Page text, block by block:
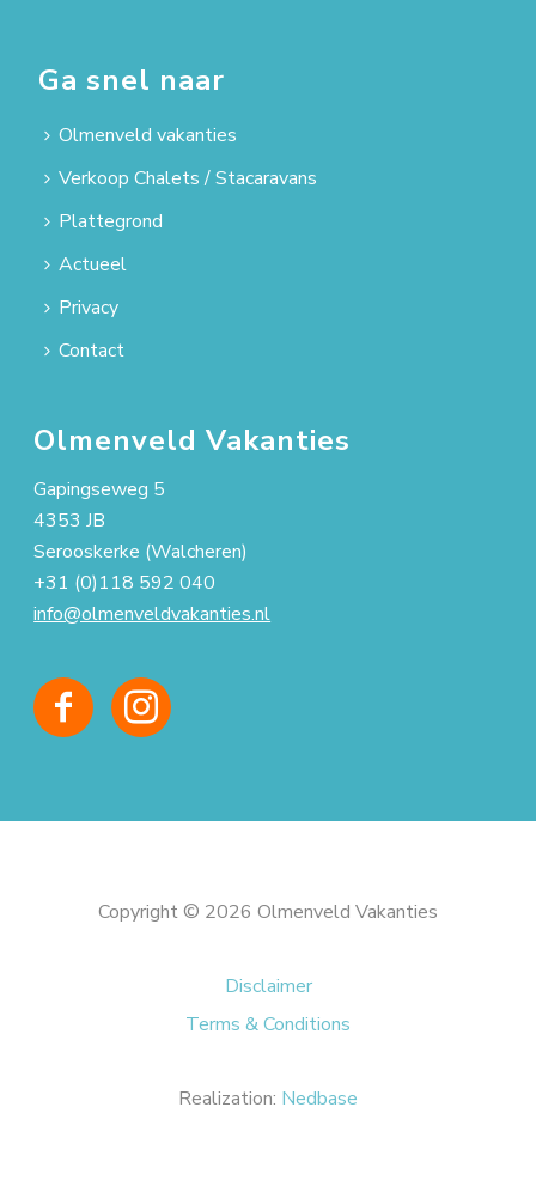
Ga snel naar
Olmenveld vakanties
Verkoop Chalets / Stacaravans
Plattegrond
Actueel
Privacy
Contact
Olmenveld Vakanties
Gapingseweg 5
4353 JB
Serooskerke (Walcheren)
+31 (0)118 592 040
info@olmenveldvakanties.nl
Copyright © 2026 Olmenveld Vakanties
Disclaimer
Terms & Conditions
Realization: Nedbase